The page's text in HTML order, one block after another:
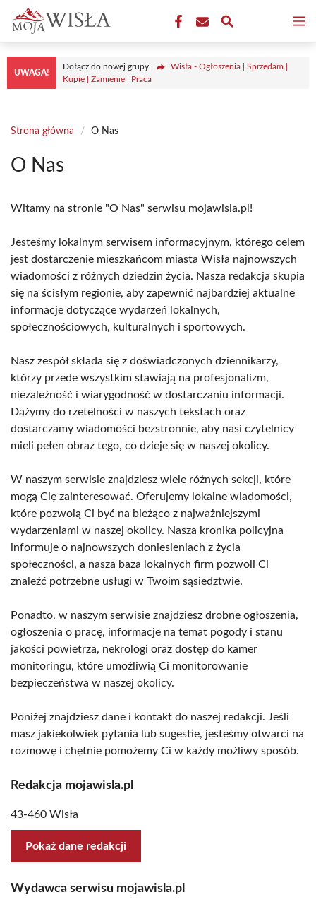
Przejdź
treści
UWAGA!
Dołącz do nowej grupy
Wisła - Ogłoszenia | Sprzedam |
Kupię | Zamienię | Praca
Strona główna / O Nas
O Nas
Witamy na stronie "O Nas" serwisu mojawisla.pl!
Jesteśmy lokalnym serwisem informacyjnym, którego celem
jest dostarczenie mieszkańcom miasta Wisła najnowszych
wiadomości z różnych dziedzin życia. Nasza redakcja skupia
się na ścisłym regionie, aby zapewnić najbardziej aktualne
informacje dotyczące wydarzeń lokalnych,
społecznościowych, kulturalnych i sportowych.
Nasz zespół składa się z doświadczonych dziennikarzy,
którzy przede wszystkim stawiają na profesjonalizm,
niezależność i wiarygodność w dostarczaniu informacji.
Dążymy do rzetelności w naszych tekstach oraz
dostarczamy wiadomości bezstronnie, aby nasi czytelnicy
mieli pełen obraz tego, co dzieje się w naszej okolicy.
W naszym serwisie znajdziesz wiele różnych sekcji, które
mogą Cię zainteresować. Oferujemy lokalne wiadomości,
które pozwolą Ci być na bieżąco z najważniejszymi
wydarzeniami w naszej okolicy. Nasza kronika policyjna
informuje o najnowszych doniesieniach z życia
społeczności, a nasza baza lokalnych firm pozwoli Ci
znaleźć potrzebne usługi w Twoim sąsiedztwie.
Ponadto, w naszym serwisie znajdziesz drobne ogłoszenia,
ogłoszenia o pracę, informacje na temat pogody i stanu
jakości powietrza, nekrologi oraz dostęp do kamer
monitoringu, które umożliwią Ci monitorowanie
bezpieczeństwa w naszej okolicy.
Poniżej znajdziesz dane i kontakt do naszej redakcji. Jeśli
masz jakiekolwiek pytania lub sugestie, jesteśmy otwarci na
rozmowę i chętnie pomożemy Ci w każdy możliwy sposób.
Redakcja mojawisla.pl
43-460 Wisła
Pokaż dane redakcji
Wydawca serwisu mojawisla.pl